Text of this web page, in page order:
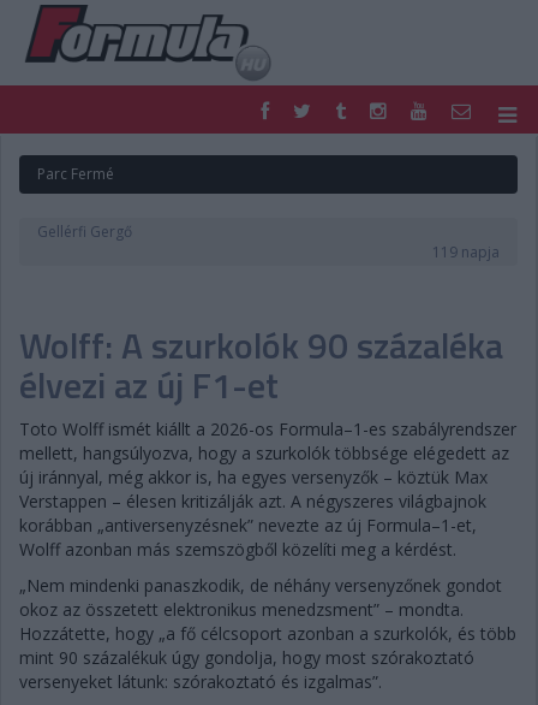
FORMULA
MOTOR
NEMZETKÖZI
DIGITÁLIS MAGAZIN
PONTÁLLÁSOK
VERSENYNAPTÁRAK
Parc Fermé
Gellérfi Gergő
119 napja
Wolff: A szurkolók 90 százaléka
élvezi az új F1-et
Toto Wolff ismét kiállt a 2026-os Formula–1-es szabályrendszer
mellett, hangsúlyozva, hogy a szurkolók többsége elégedett az
új iránnyal, még akkor is, ha egyes versenyzők – köztük Max
Verstappen – élesen kritizálják azt. A négyszeres világbajnok
korábban „antiversenyzésnek” nevezte az új Formula–1-et,
Wolff azonban más szemszögből közelíti meg a kérdést.
„Nem mindenki panaszkodik, de néhány versenyzőnek gondot
okoz az összetett elektronikus menedzsment” – mondta.
Hozzátette, hogy „a fő célcsoport azonban a szurkolók, és több
mint 90 százalékuk úgy gondolja, hogy most szórakoztató
versenyeket látunk: szórakoztató és izgalmas”.